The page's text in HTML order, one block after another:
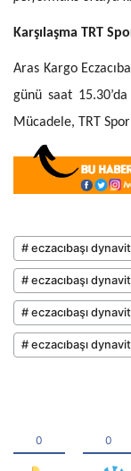
Karşılaşma TRT
Aras Kargo
günü saat
Mücadele, TRT
# eczacıbaşı dynavit
# eczacıbaşı
# eczacıbaşı
# eczacıbaşı